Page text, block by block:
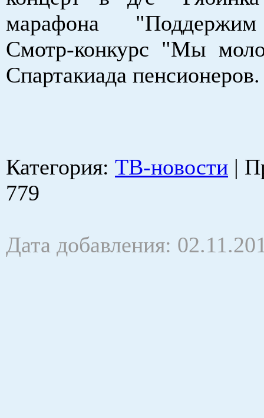
марафона
Смотр-конкурс "Мы
Спартакиада
Категория: ТВ-новости |
779
Дата добавления: